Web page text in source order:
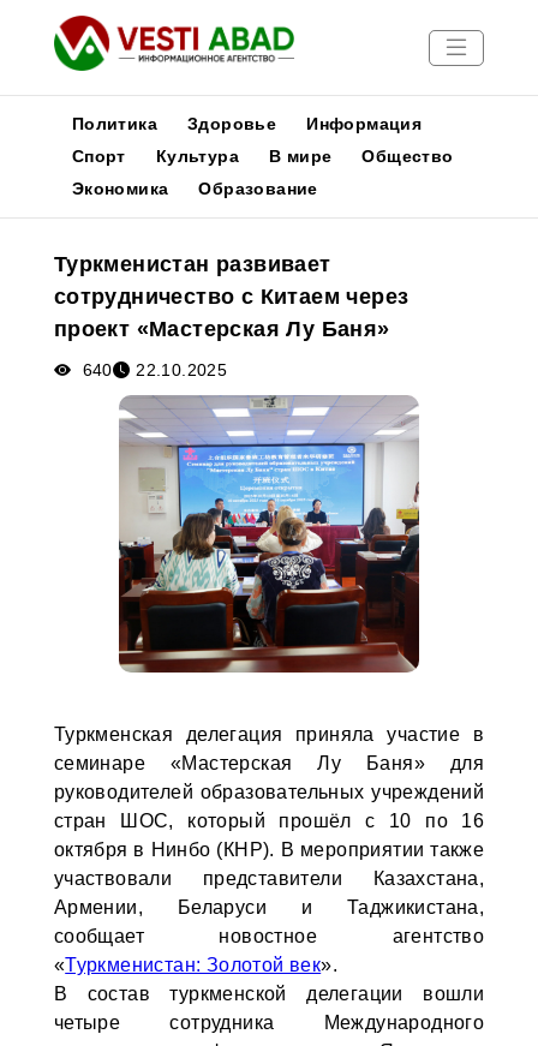
Новости
Медиа
Афиша
Политика Здоровье
Информация
Спорт
Культура В мире
Общество
Экономика
Образование
Туркменистан развивает
сотрудничество с Китаем через
проект «Мастерская Лу Баня»
640 22.10.2025
Туркменская делегация приняла участие в
семинаре «Мастерская Лу Баня» для
руководителей образовательных учреждений
стран ШОС, который прошёл с 10 по 16
октября в Нинбо (КНР). В мероприятии также
участвовали представители Казахстана,
Армении, Беларуси и Таджикистана,
сообщает новостное агентство
«Туркменистан: Золотой век».
В состав туркменской делегации вошли
четыре сотрудника Международного